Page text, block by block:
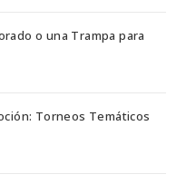
o una Trampa para
Torneos Temáticos